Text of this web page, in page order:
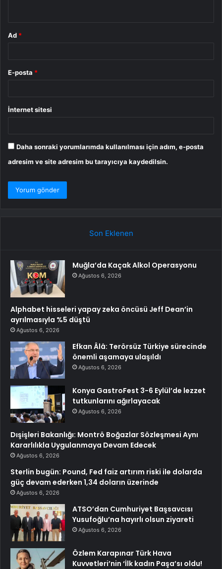
Ad *
E-posta *
İnternet sitesi
Daha sonraki yorumlarımda kullanılması için adım, e-posta
adresim ve site adresim bu tarayıcıya kaydedilsin.
Son Eklenen
Muğla’da Kaçak Alkol Operasyonu
Ağustos 6, 2026
Alphabet hisseleri yapay zeka öncüsü Jeff Dean’in
ayrılmasıyla %5 düştü
Ağustos 6, 2026
Efkan Âlâ: Terörsüz Türkiye sürecinde
önemli aşamaya ulaşıldı
Ağustos 6, 2026
Konya GastroFest 3-6 Eylül’de lezzet
tutkunlarını ağırlayacak
Ağustos 6, 2026
Dışişleri Bakanlığı: Montrö Boğazlar Sözleşmesi Aynı
Kararlılıkla Uygulanmaya Devam Edecek
Ağustos 6, 2026
Sterlin bugün: Pound, Fed faiz artırım riski ile dolarda
güç devam ederken 1,34 doların üzerinde
Ağustos 6, 2026
ATSO’dan Cumhuriyet Başsavcısı
Yusufoğlu’na hayırlı olsun ziyareti
Ağustos 6, 2026
Özlem Karapınar Türk Hava
Kuvvetleri’nin ‘İlk kadın Paşa’sı oldu!